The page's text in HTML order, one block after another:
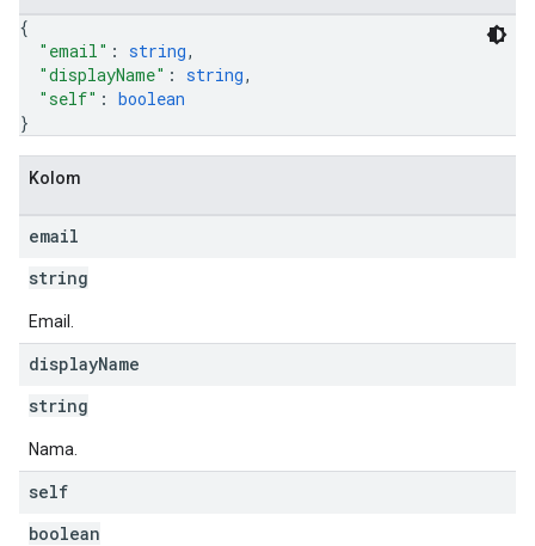
{
"email" : string,
"displayName" : string,
"self" : boolean
}
Kolom
email
string
Email.
displayName
string
Nama.
self
boolean